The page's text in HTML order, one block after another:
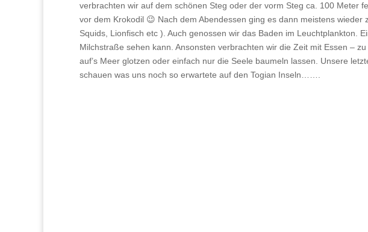
verbrachten wir auf dem schönen Steg oder der vorm Steg ca. 100 Meter
vor dem Krokodil 😉 Nach dem Abendessen ging es dann meistens
Squids, Lionfisch etc ). Auch genossen wir das Baden im Leuchtplankton.
Milchstraße sehen kann. Ansonsten verbrachten wir die Zeit mit Essen –
auf’s Meer glotzen oder einfach nur die Seele baumeln lassen. Unsere
schauen was uns noch so erwartete auf den Togian Inseln…….